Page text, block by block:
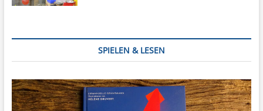
SPIELEN & LESEN